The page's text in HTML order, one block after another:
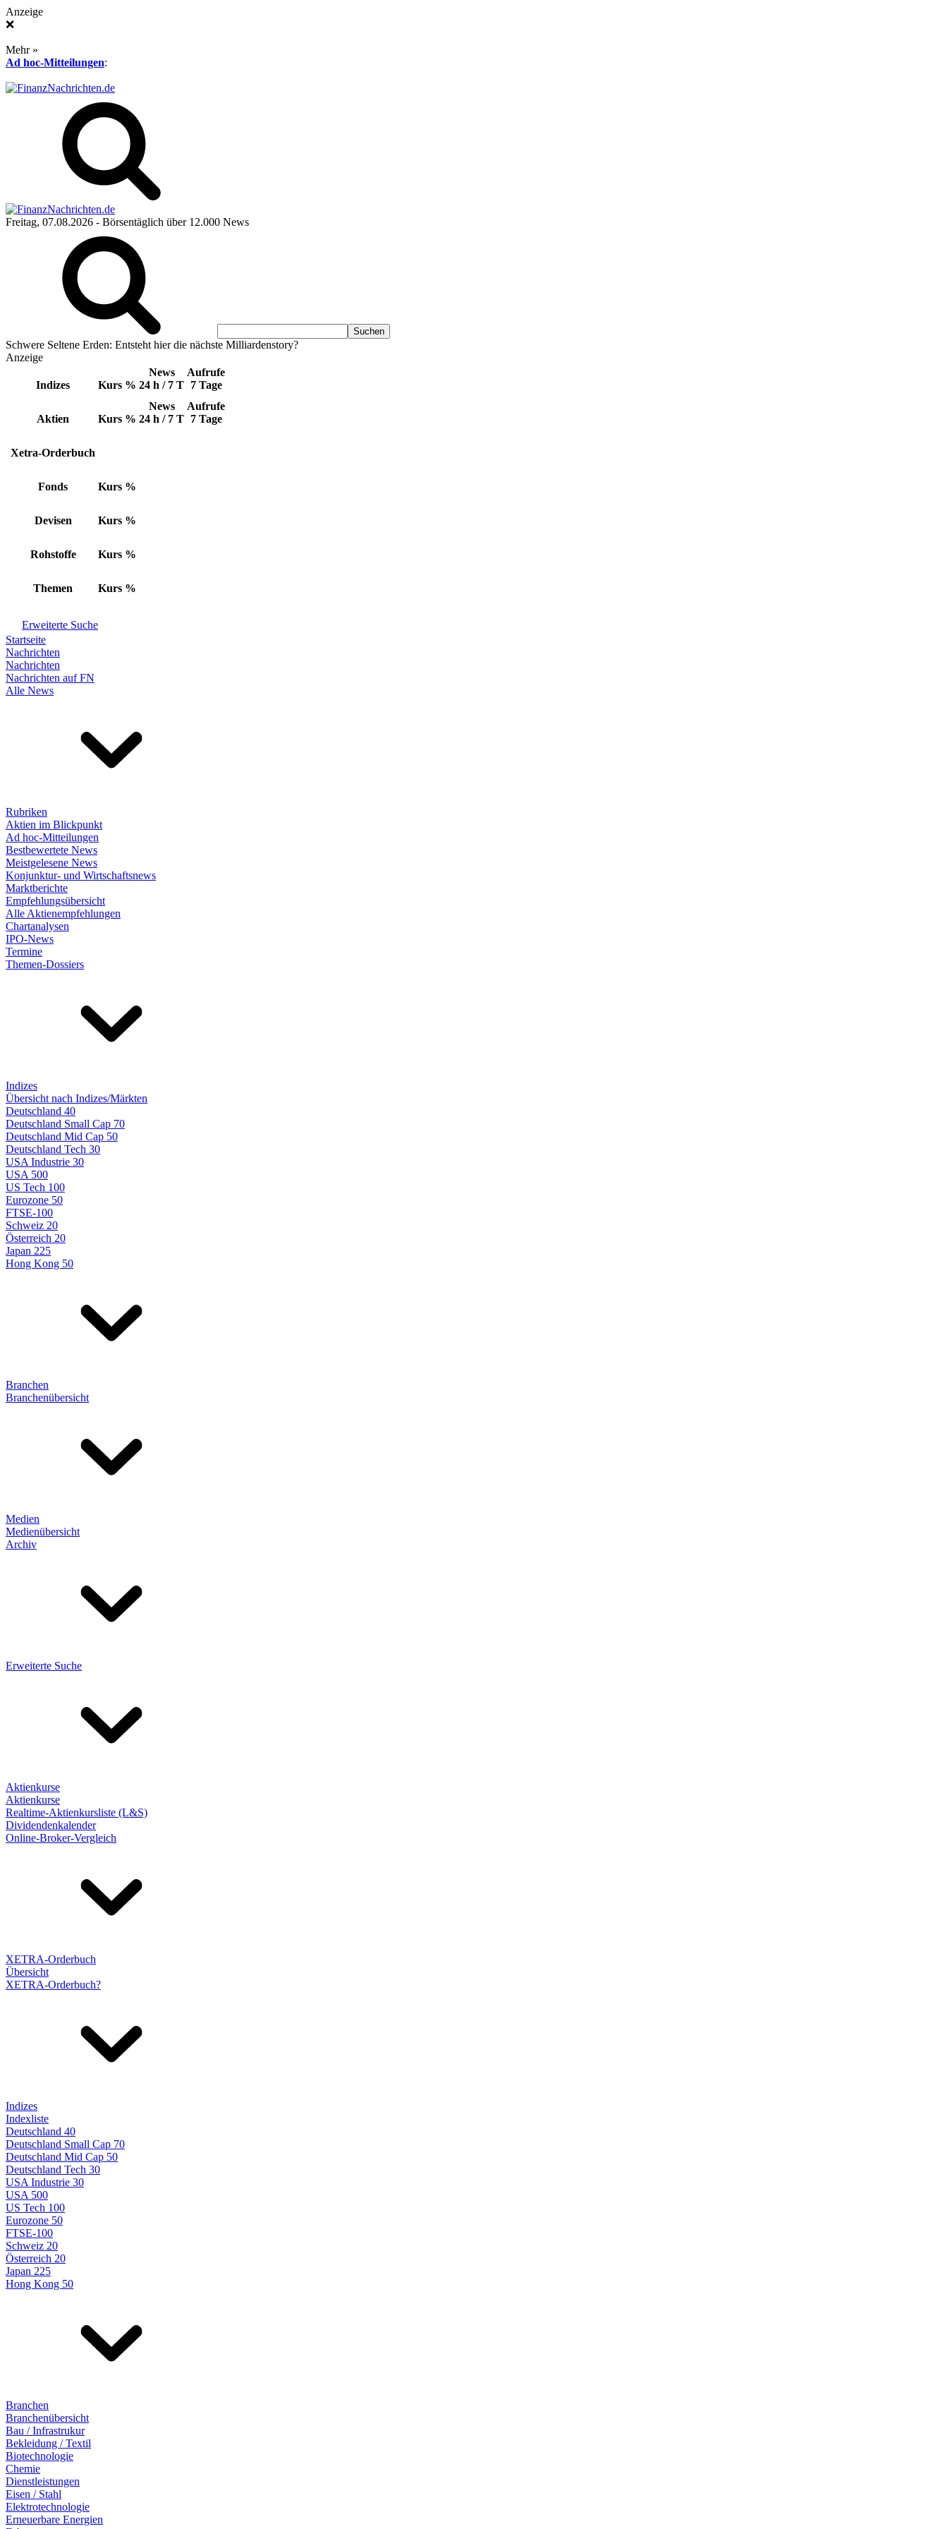
Anzeige
❌
Mehr »
Ad hoc-Mitteilungen:
Freitag, 07.08.2026 - Börsentäglich über 12.000 News
Schwere Seltene Erden: Entsteht hier die nächste Milliardenstory?
Anzeige
Indizes Kurs %
News
24 h / 7 T
Aufrufe
7 Tage
Aktien Kurs %
News
24 h / 7 T
Aufrufe
7 Tage
Xetra-Orderbuch
Fonds Kurs %
Devisen Kurs %
Rohstoffe Kurs %
Themen Kurs %
Erweiterte Suche
Startseite
Nachrichten
Nachrichten
Nachrichten auf FN
Alle News
Rubriken
Aktien im Blickpunkt
Ad hoc-Mitteilungen
Bestbewertete News
Meistgelesene News
Konjunktur- und Wirtschaftsnews
Marktberichte
Empfehlungsübersicht
Alle Aktienempfehlungen
Chartanalysen
IPO-News
Termine
Themen-Dossiers
Indizes
Übersicht nach Indizes/Märkten
Deutschland 40
Deutschland Small Cap 70
Deutschland Mid Cap 50
Deutschland Tech 30
USA Industrie 30
USA 500
US Tech 100
Eurozone 50
FTSE-100
Schweiz 20
Österreich 20
Japan 225
Hong Kong 50
Branchen
Branchenübersicht
Medien
Medienübersicht
Archiv
Erweiterte Suche
Aktienkurse
Aktienkurse
Realtime-Aktienkursliste (L&S)
Dividendenkalender
Online-Broker-Vergleich
XETRA-Orderbuch
Übersicht
XETRA-Orderbuch?
Indizes
Indexliste
Deutschland 40
Deutschland Small Cap 70
Deutschland Mid Cap 50
Deutschland Tech 30
USA Industrie 30
USA 500
US Tech 100
Eurozone 50
FTSE-100
Schweiz 20
Österreich 20
Japan 225
Hong Kong 50
Branchen
Branchenübersicht
Bau / Infrastrukur
Bekleidung / Textil
Biotechnologie
Chemie
Dienstleistungen
Eisen / Stahl
Elektrotechnologie
Erneuerbare Energien